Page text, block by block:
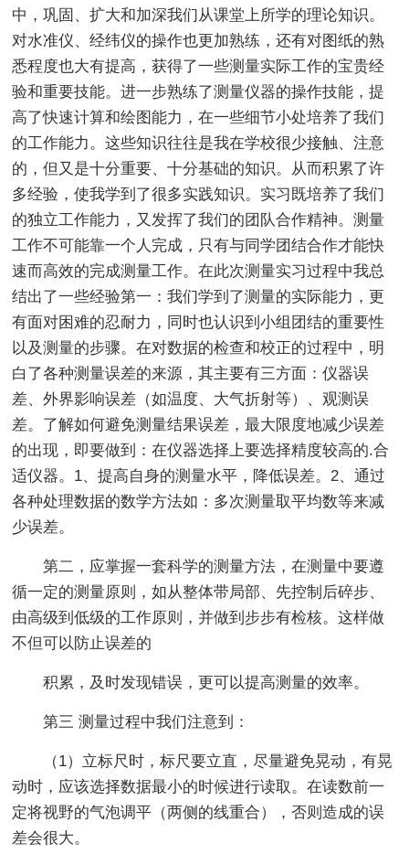
中，巩固、扩大和加深我们从课堂上所学的理论知识。
对水准仪、经纬仪的操作也更加熟练，还有对图纸的熟
悉程度也大有提高，获得了一些测量实际工作的宝贵经
验和重要技能。进一步熟练了测量仪器的操作技能，提
高了快速计算和绘图能力，在一些细节小处培养了我们
的工作能力。这些知识往往是我在学校很少接触、注意
的，但又是十分重要、十分基础的知识。从而积累了许
多经验，使我学到了很多实践知识。实习既培养了我们
的独立工作能力，又发挥了我们的团队合作精神。测量
工作不可能靠一个人完成，只有与同学团结合作才能快
速而高效的完成测量工作。在此次测量实习过程中我总
结出了一些经验第一：我们学到了测量的实际能力，更
有面对困难的忍耐力，同时也认识到小组团结的重要性
以及测量的步骤。在对数据的检查和校正的过程中，明
白了各种测量误差的来源，其主要有三方面：仪器误
差、外界影响误差（如温度、大气折射等）、观测误
差。了解如何避免测量结果误差，最大限度地减少误差
的出现，即要做到：在仪器选择上要选择精度较高的.合
适仪器。1、提高自身的测量水平，降低误差。2、通过
各种处理数据的数学方法如：多次测量取平均数等来减
少误差。
第二，应掌握一套科学的测量方法，在测量中要遵
循一定的测量原则，如从整体带局部、先控制后碎步、
由高级到低级的工作原则，并做到步步有检核。这样做
不但可以防止误差的
积累，及时发现错误，更可以提高测量的效率。
第三 测量过程中我们注意到：
（1）立标尺时，标尺要立直，尽量避免晃动，有晃
动时，应该选择数据最小的时候进行读取。在读数前一
定将视野的气泡调平（两侧的线重合），否则造成的误
差会很大。